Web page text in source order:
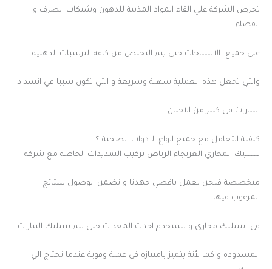
تحرص الشركة علي القاء المواد المذيبة للدهون وشبكات الصرف و
القضاء
على جميع الاتساخات حتي يتم التخلص من كافة الترسبات الدهنية
والتي تجعل هذه العملية سهلة وسريعة و التي تكون سببا في انسداد
البيارات في كثير من الاحيان .
كيفية التعامل مع جميع انواع الادوات الصحية ؟
تسليك المجاري العريجاء الرياض تركيب التمديدات الخاصة مع شركة
متخصصة فنحن نعمل باقصي جهدنا و تضمن الوصول للنتائج
المرغوب فيها
فى تسليك مجاري و نستخدم احدث المعدات حتي يتم تسليك البيارات
المسدودة و كما لأنة بتميز بامتيازه فى عملة وقوية عندما تحتاج الي